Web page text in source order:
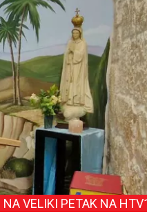
NA VELIKI PETAK NA